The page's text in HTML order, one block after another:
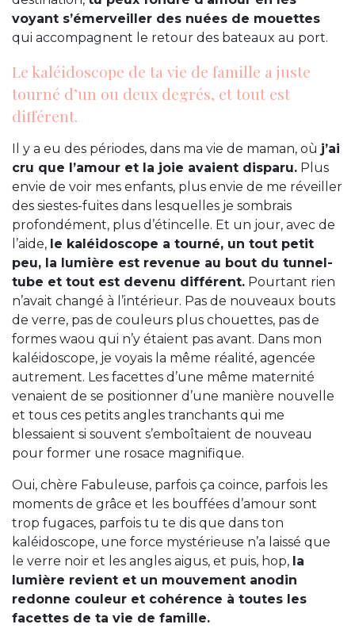
voyant s’émerveiller des nuées de mouettes
qui accompagnent le retour des bateaux au port.
Le kaléidoscope de ta vie de famille a juste
tourné d’un ou deux degrés, et tout est
différent.
Il y a eu des périodes, dans ma vie de maman, où j’ai
cru que l’amour et la joie avaient disparu. Plus
envie de voir mes enfants, plus envie de me réveiller
des siestes-fuites dans lesquelles je sombrais
profondément, plus d’étincelle. Et un jour, avec de
l’aide, le kaléidoscope a tourné, un tout petit
peu, la lumière est revenue au bout du tunnel-
tube et tout est devenu différent. Pourtant rien
n’avait changé à l’intérieur. Pas de nouveaux bouts
de verre, pas de couleurs plus chouettes, pas de
formes waou qui n’y étaient pas avant. Dans mon
kaléidoscope, je voyais la même réalité, agencée
autrement. Les facettes d’une même maternité
venaient de se positionner d’une manière nouvelle
et tous ces petits angles tranchants qui me
blessaient si souvent s’emboîtaient de nouveau
pour former une rosace magnifique.
Oui, chère Fabuleuse, parfois ça coince, parfois les
moments de grâce et les bouffées d’amour sont
trop fugaces, parfois tu te dis que dans ton
kaléidoscope, une force mystérieuse n’a laissé que
le verre noir et les angles aigus, et puis, hop, la
lumière revient et un mouvement anodin
redonne couleur et cohérence à toutes les
facettes de ta vie de famille.